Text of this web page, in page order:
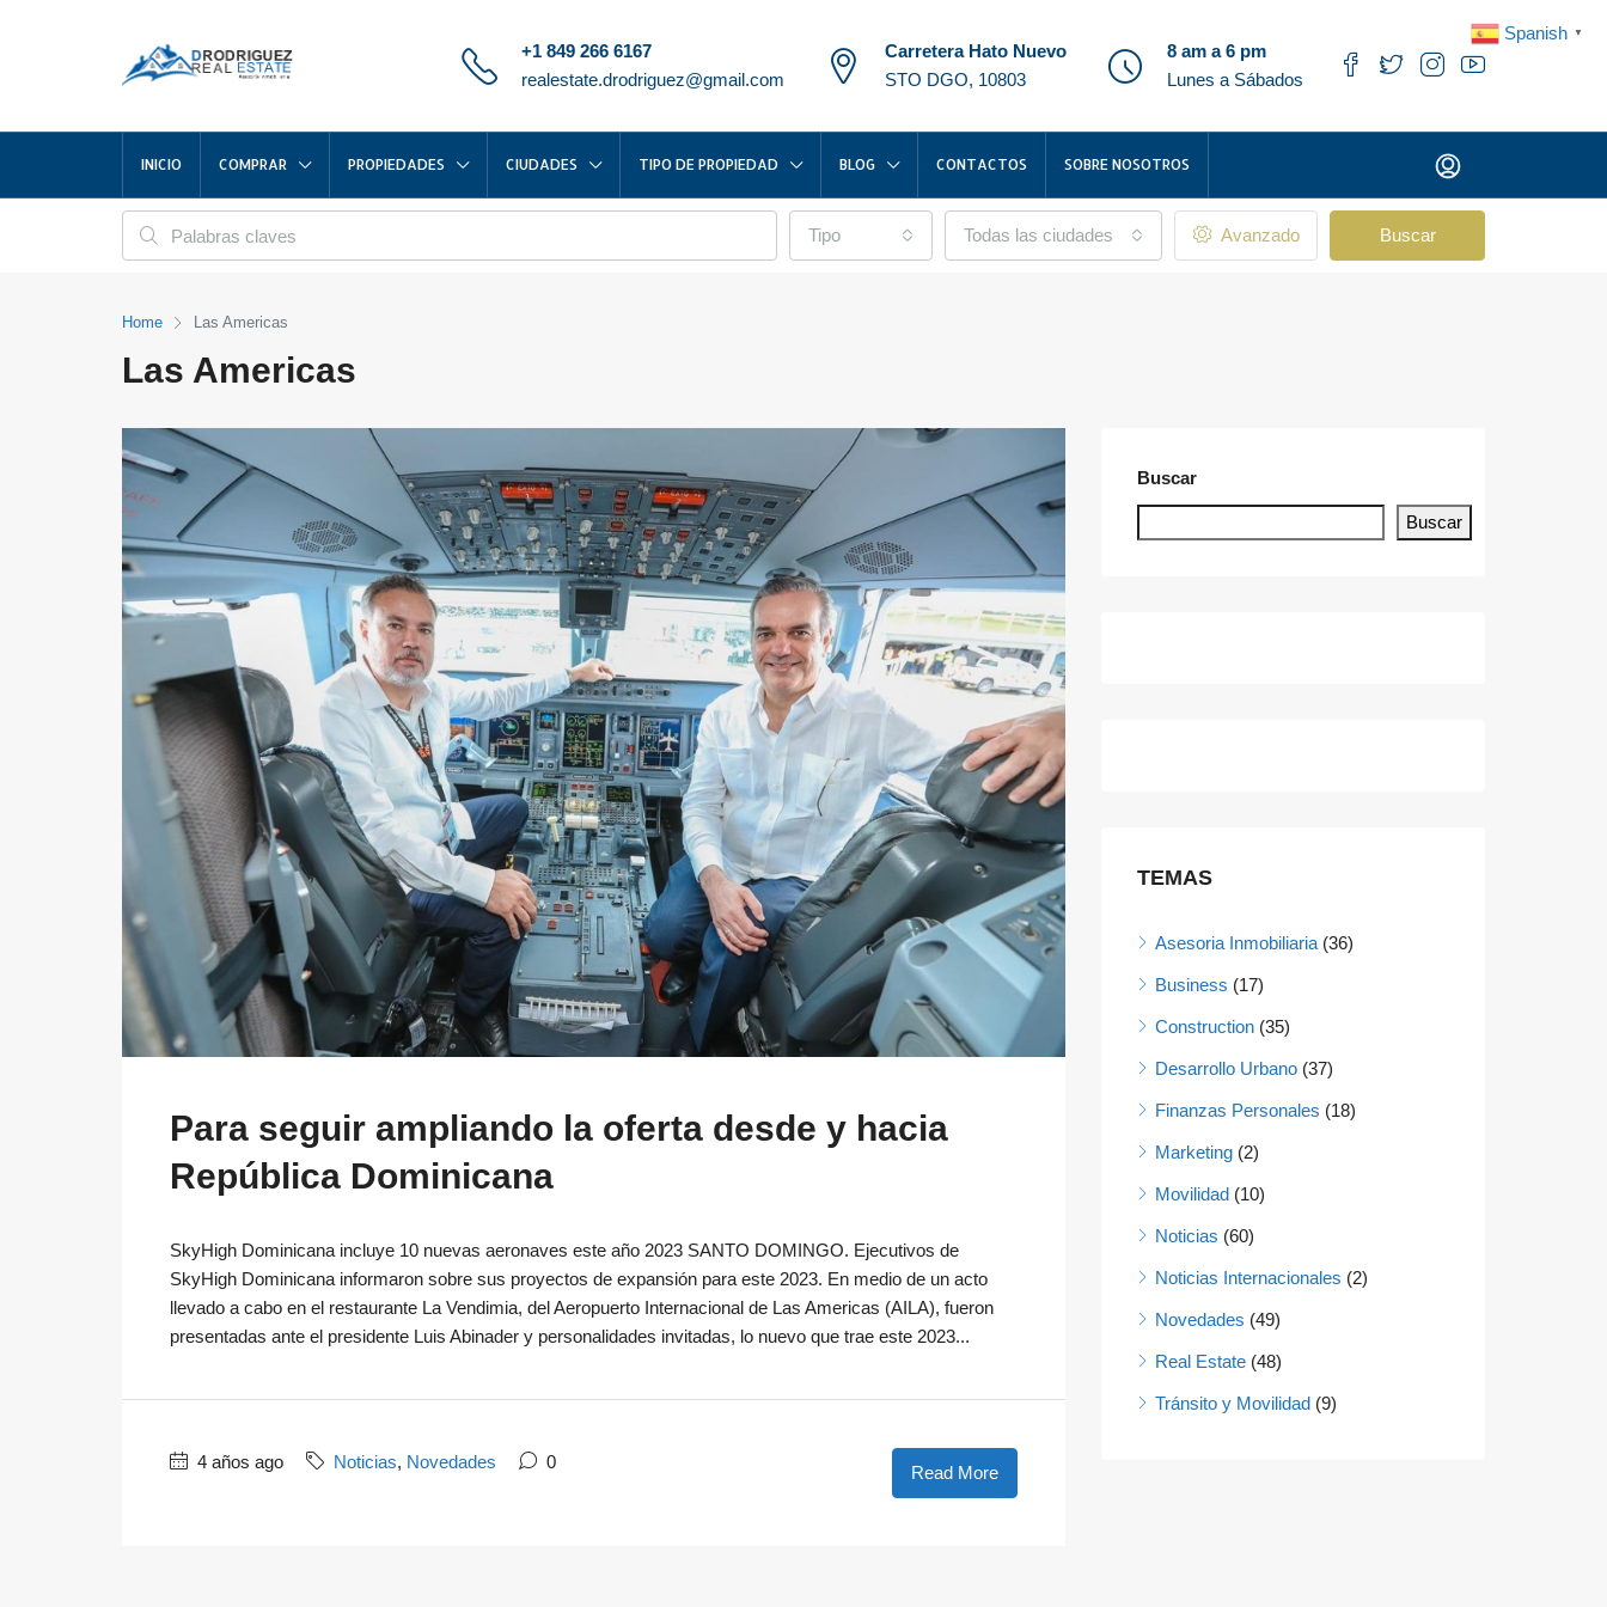
+1 849 266 6167
realestate.drodriguez@gmail.com
Carretera Hato Nuevo
STO DGO, 10803
8 am a 6 pm
Lunes a Sábados
INICIO COMPRAR PROPIEDADES CIUDADES TIPO DE PROPIEDAD BLOG CONTACTOS SOBRE NOSOTROS
Tipo Todas las ciudades Avanzado Buscar
Home Las Americas
Las Americas
Para seguir ampliando la oferta desde y hacia
República Dominicana
SkyHigh Dominicana incluye 10 nuevas aeronaves este año 2023 SANTO DOMINGO. Ejecutivos de
SkyHigh Dominicana informaron sobre sus proyectos de expansión para este 2023. En medio de un acto
llevado a cabo en el restaurante La Vendimia, del Aeropuerto Internacional de Las Americas (AILA), fueron
presentadas ante el presidente Luis Abinader y personalidades invitadas, lo nuevo que trae este 2023...
4 años ago Noticias, Novedades 0
Read More
Buscar
Buscar
TEMAS
Asesoria Inmobiliaria (36)
Business (17)
Construction (35)
Desarrollo Urbano (37)
Finanzas Personales (18)
Marketing (2)
Movilidad (10)
Noticias (60)
Noticias Internacionales (2)
Novedades (49)
Real Estate (48)
Tránsito y Movilidad (9)
Spanish ▼